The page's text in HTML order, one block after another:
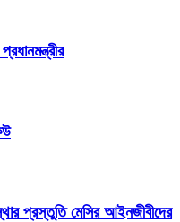
প্রস্তুতি মেসির আইনজীবীদের